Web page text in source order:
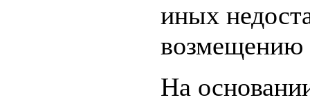
иных
возмещению
На